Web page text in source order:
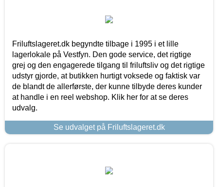
Friluftslageret.dk begyndte tilbage i 1995 i et lille
lagerlokale på Vestfyn. Den gode service, det rigtige
grej og den engagerede tilgang til friluftsliv og det rigtige
udstyr gjorde, at butikken hurtigt voksede og faktisk var
de blandt de allerførste, der kunne tilbyde deres kunder
at handle i en reel webshop. Klik her for at se deres
udvalg.
Se udvalget på Friluftslageret.dk